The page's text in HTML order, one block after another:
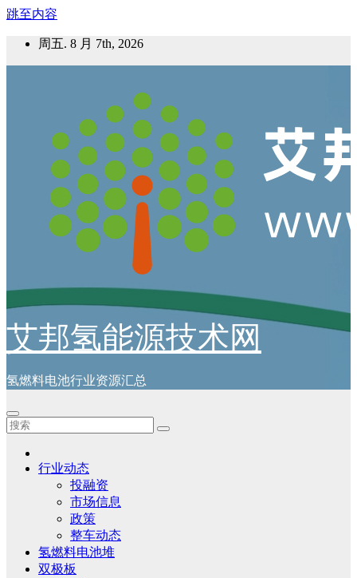
跳至内容
周五. 8 月 7th, 2026
艾邦氢能源技术网
氢燃料电池行业资源汇总
行业动态
投融资
市场信息
政策
整车动态
氢燃料电池堆
双极板